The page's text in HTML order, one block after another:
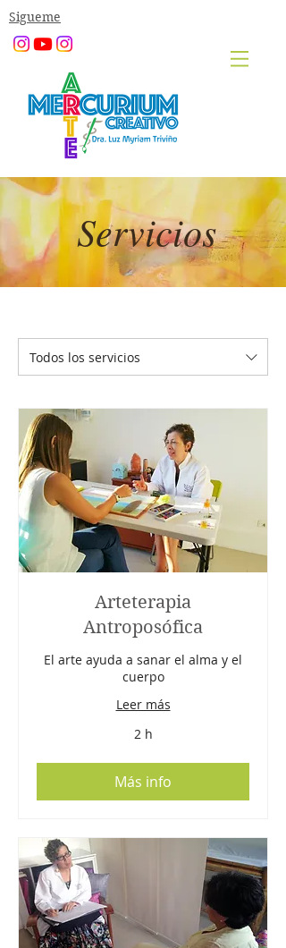
Sigueme
Servicios
Todos los servicios
Arteterapia
Antroposófica
El arte ayuda a sanar el alma y el
cuerpo
Leer más
2 h
Más info